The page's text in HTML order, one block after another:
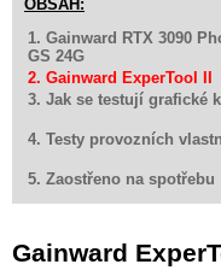
OBSAH:
1. Gainward RTX 3090
GS 24G
2. Gainward ExperTool II
3. Jak se testují grafické
4. Testy provozních
5. Zaostřeno na spotřebu
Gainward